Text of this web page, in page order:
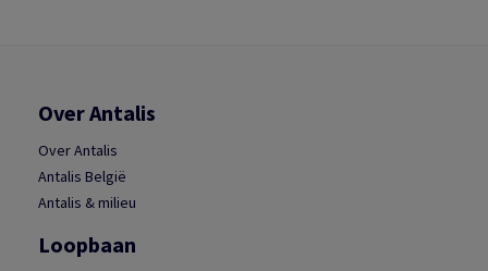
Over Antalis
Over Antalis
Antalis België
Antalis & milieu
Loopbaan